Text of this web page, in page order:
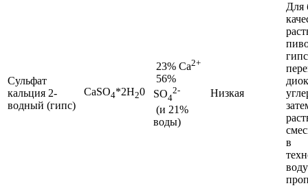
Сульфат
кальция 2-
водный (гипс)
CaSO4*2H20
23% Ca2+
56%
SO4
2-
(и 21%
воды)
Низкая
Для
в